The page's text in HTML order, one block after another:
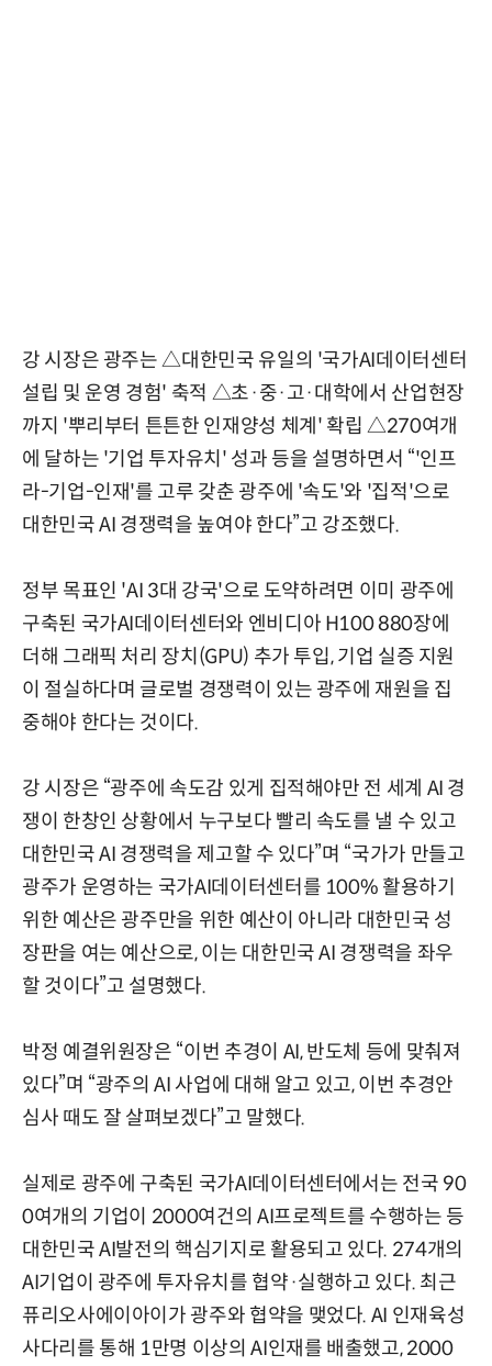
강 시장은 광주는 △대한민국 유일의 '국가AI데이터센터
설립 및 운영 경험' 축적 △초·중·고·대학에서 산업현장
까지 '뿌리부터 튼튼한 인재양성 체계' 확립 △270여개
에 달하는 '기업 투자유치' 성과 등을 설명하면서 “'인프
라-기업-인재'를 고루 갖춘 광주에 '속도'와 '집적'으로
대한민국 AI 경쟁력을 높여야 한다”고 강조했다.
정부 목표인 'AI 3대 강국'으로 도약하려면 이미 광주에
구축된 국가AI데이터센터와 엔비디아 H100 880장에
더해 그래픽 처리 장치(GPU) 추가 투입, 기업 실증 지원
이 절실하다며 글로벌 경쟁력이 있는 광주에 재원을 집
중해야 한다는 것이다.
강 시장은 “광주에 속도감 있게 집적해야만 전 세계 AI 경
쟁이 한창인 상황에서 누구보다 빨리 속도를 낼 수 있고
대한민국 AI 경쟁력을 제고할 수 있다”며 “국가가 만들고
광주가 운영하는 국가AI데이터센터를 100% 활용하기
위한 예산은 광주만을 위한 예산이 아니라 대한민국 성
장판을 여는 예산으로, 이는 대한민국 AI 경쟁력을 좌우
할 것이다”고 설명했다.
박정 예결위원장은 “이번 추경이 AI, 반도체 등에 맞춰져
있다”며 “광주의 AI 사업에 대해 알고 있고, 이번 추경안
심사 때도 잘 살펴보겠다”고 말했다.
실제로 광주에 구축된 국가AI데이터센터에서는 전국 90
0여개의 기업이 2000여건의 AI프로젝트를 수행하는 등
대한민국 AI발전의 핵심기지로 활용되고 있다. 274개의
AI기업이 광주에 투자유치를 협약·실행하고 있다. 최근
퓨리오사에이아이가 광주와 협약을 맺었다. AI 인재육성
사다리를 통해 1만명 이상의 AI인재를 배출했고, 2000